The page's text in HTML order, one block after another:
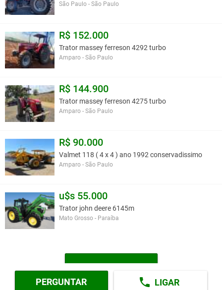
PERGUNTAR LIGAR
São Paulo - São Paulo
R$ 152.000
Trator massey ferreson 4292 turbo
Amparo - São Paulo
R$ 144.900
Trator massey ferreson 4275 turbo
Amparo - São Paulo
R$ 90.000
Valmet 118 ( 4 x 4 ) ano 1992 conservadissimo
Amparo - São Paulo
u$s 55.000
Trator john deere 6145m
Mato Grosso - Paraíba